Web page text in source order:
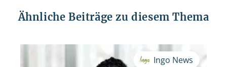
Ähnliche Beiträge zu diesem Thema
Ingo News